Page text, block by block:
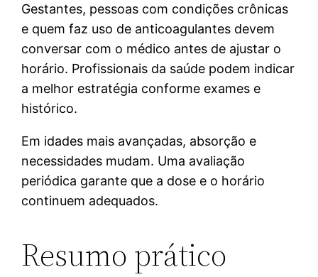
Gestantes, pessoas com condições crônicas
e quem faz uso de anticoagulantes devem
conversar com o médico antes de ajustar o
horário. Profissionais da saúde podem indicar
a melhor estratégia conforme exames e
histórico.
Em idades mais avançadas, absorção e
necessidades mudam. Uma avaliação
periódica garante que a dose e o horário
continuem adequados.
Resumo prático